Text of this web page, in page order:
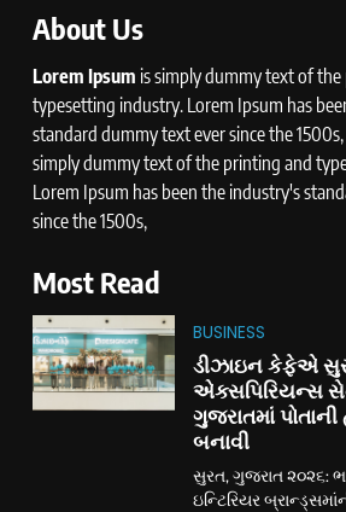
About Us
Lorem Ipsum is simply dummy text of
typesetting industry. Lorem Ipsum has
standard dummy text ever since the 1500s,
simply dummy text of the printing and
Lorem Ipsum has been the industry's
since the 1500s,
Most Read
BUSINESS
ડીઝાઇન કેફેએ
એક્સપિરિયન્સ
ગુજરાતમાં
બનાવી
સુરત, ગુજરાત ૨૦૨૬:
ઇન્ટિરિયર